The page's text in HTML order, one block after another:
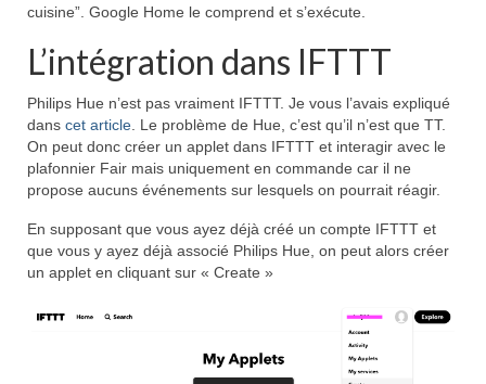
cuisine”. Google Home le comprend et s’exécute.
L’intégration dans IFTTT
Philips Hue n’est pas vraiment IFTTT. Je vous l’avais expliqué
dans cet article . Le problème de Hue, c’est qu’il n’est que TT.
On peut donc créer un applet dans IFTTT et interagir avec le
plafonnier Fair mais uniquement en commande car il ne
propose aucuns événements sur lesquels on pourrait réagir.
En supposant que vous ayez déjà créé un compte IFTTT et
que vous y ayez déjà associé Philips Hue, on peut alors créer
un applet en cliquant sur « Create »